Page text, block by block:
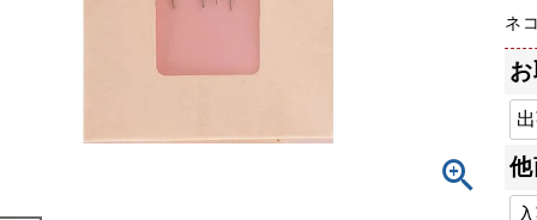
ネ